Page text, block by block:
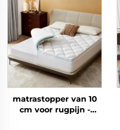
matras onderlegsel,
6''-18'' diepe pocket
matras hoek
bescherming wasbaar
(grijs)
matrastopper van 10
cm voor rugpijn -